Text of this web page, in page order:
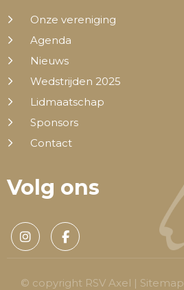
Onze vereniging
Agenda
Nieuws
Wedstrijden 2025
Lidmaatschap
Sponsors
Contact
Volg ons
© copyright RSV Axel | Sitemap